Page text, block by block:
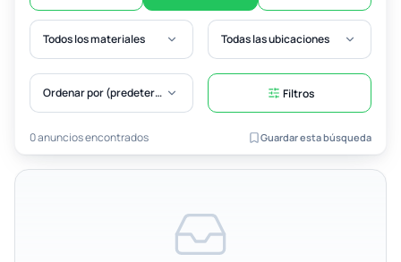
Todos los materiales Todas las ubicaciones
Ordenar por (predeterminado) Filtros
0 anuncios encontrados Guardar esta búsqueda